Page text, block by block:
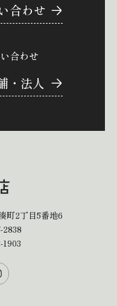
合わせ
合わせ
・法人
町2丁目5番地6
2838